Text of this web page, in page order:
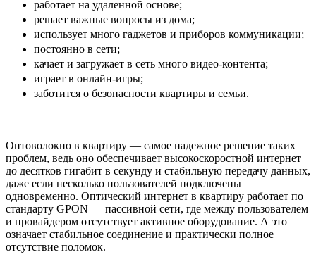
работает на удаленной основе;
решает важные вопросы из дома;
использует много гаджетов и приборов коммуникации;
постоянно в сети;
качает и загружает в сеть много видео-контента;
играет в онлайн-игры;
заботится о безопасности квартиры и семьи.
Оптоволокно в квартиру — самое надежное решение таких
проблем, ведь оно обеспечивает высокоскоростной интернет
до десятков гигабит в секунду и стабильную передачу данных,
даже если несколько пользователей подключены
одновременно. Оптический интернет в квартиру работает по
стандарту GPON — пассивной сети, где между пользователем
и провайдером отсутствует активное оборудование. А это
означает стабильное соединение и практически полное
отсутствие поломок.